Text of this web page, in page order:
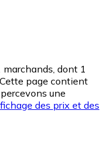
dont 1
page contient
une
des prix et des